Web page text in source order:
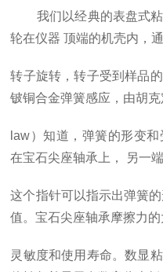
我们以经典的表盘式粘
轮在仪器 顶端的机壳内，
转子旋转，转子受到样品
铍铜合金弹簧感应，由胡克
law）知道，弹簧的形变
在宝石尖座轴承上，
另一
这个指针可以指示出弹簧
值。宝石尖座轴承摩擦力
灵敏度和使用寿命。数显